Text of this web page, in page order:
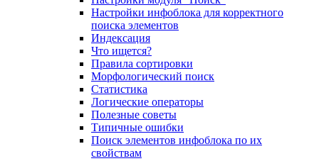
Настройки инфоблока для корректного
поиска элементов
Индексация
Что ищется?
Правила сортировки
Морфологический поиск
Статистика
Логические операторы
Полезные советы
Типичные ошибки
Поиск элементов инфоблока по их
свойствам